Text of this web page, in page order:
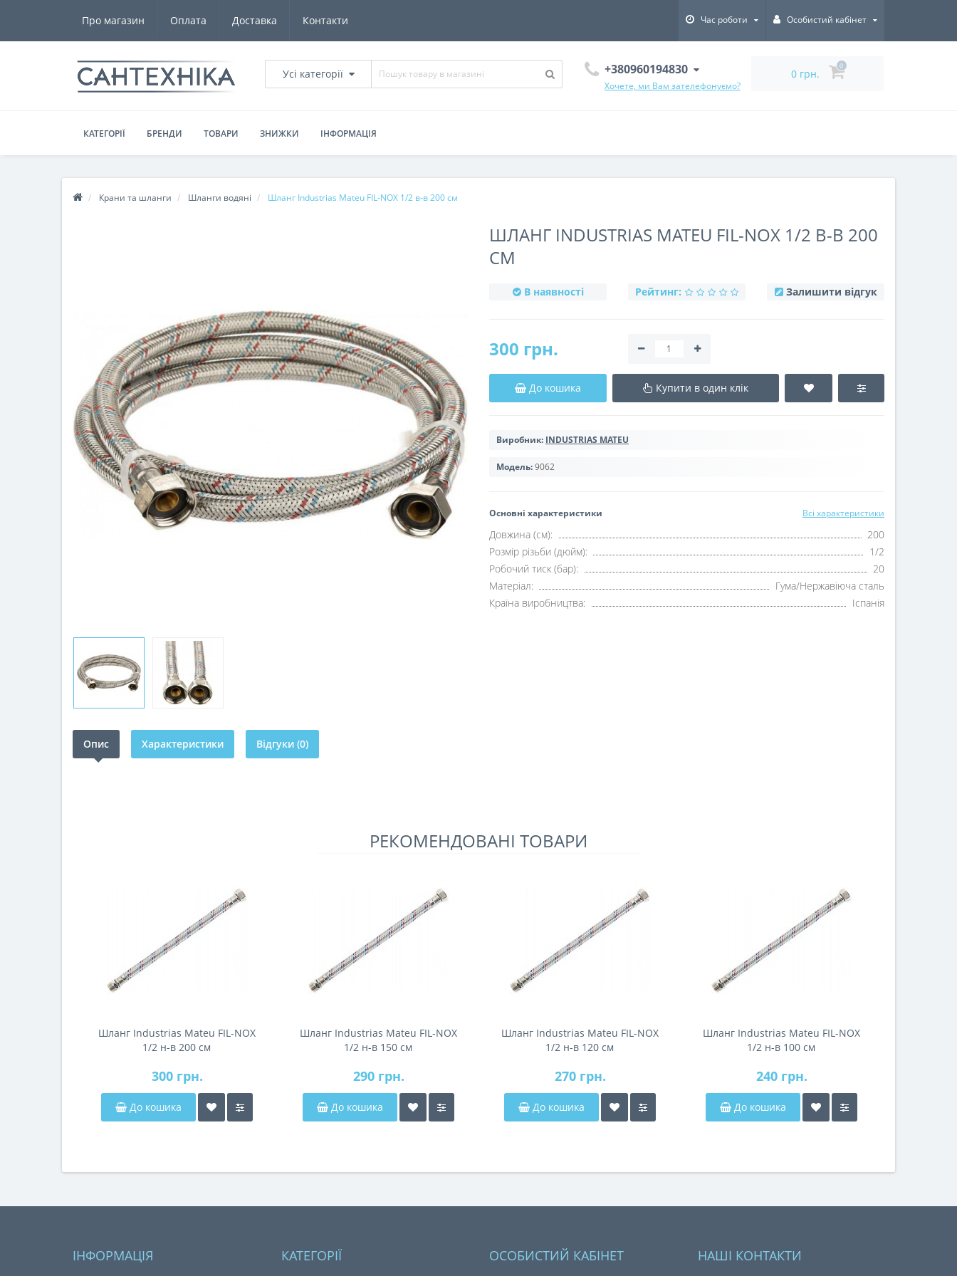
Про магазин Оплата Доставка Контакти Час роботи Особистий кабінет
Усі категорії +380960194830
Хочете, ми Вам зателефонуємо?
0 грн.
0
КАТЕГОРІЇ БРЕНДИ ТОВАРИ ЗНИЖКИ ІНФОРМАЦІЯ
Крани та шланги Шланги водяні Шланг Industrias Mateu FIL-NOX 1/2 в-в 200 см
ШЛАНГ INDUSTRIAS MATEU FIL-NOX 1/2 В-В 200
СМ
В наявності Рейтинг: Залишити відгук
300 грн.
До кошика Купити в один клік
Виробник: INDUSTRIAS MATEU
Модель:9062
Основні характеристики Всі характеристики
Довжина (см):
200
Розмір різьби (дюйм):
1/2
Робочий тиск (бар):
20
Матеріал:
Гума/Нержавіюча сталь
Країна виробництва:
Іспанія
Опис Характеристики Відгуки (0)
РЕКОМЕНДОВАНІ ТОВАРИ
Шланг Industrias Mateu FIL-NOX
1/2 н-в 200 см
300 грн.
До кошика
Шланг Industrias Mateu FIL-NOX
1/2 н-в 150 см
290 грн.
До кошика
Шланг Industrias Mateu FIL-NOX
1/2 н-в 120 см
270 грн.
До кошика
Шланг Industrias Mateu FIL-NOX
1/2 н-в 100 см
240 грн.
До кошика
ІНФОРМАЦІЯ КАТЕГОРІЇ ОСОБИСТИЙ КАБІНЕТ НАШІ КОНТАКТИ